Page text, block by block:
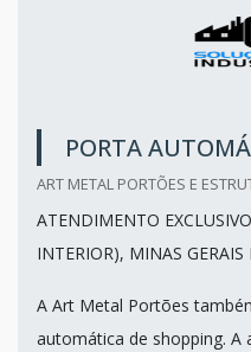
PORTA
ART METAL PORTÕES E
ATENDIMENTO
INTERIOR), MINAS
A Art Metal Portões
automática de shopping. A